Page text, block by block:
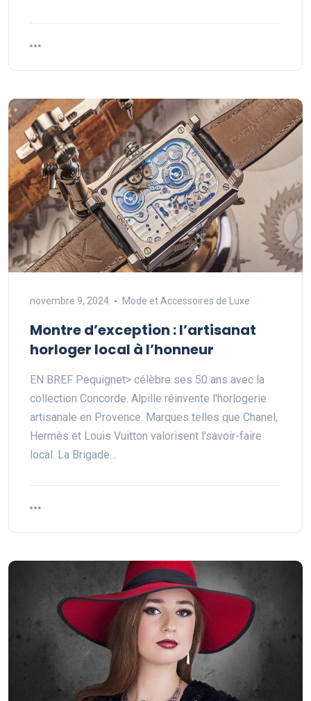
novembre 9, 2024 Mode et Accessoires de Luxe
Montre d’exception : l’artisanat
horloger local à l’honneur
EN BREF Pequignet> célèbre ses 50 ans avec la
collection Concorde. Alpille réinvente l'horlogerie
artisanale en Provence. Marques telles que Chanel,
Hermès et Louis Vuitton valorisent l'savoir-faire
local. La Brigade…